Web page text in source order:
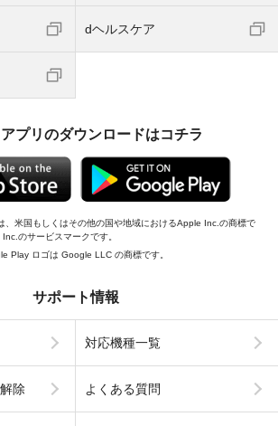
dヘルスケア
プリのダウンロードはコチラ
米国もしくはその他の国や地域におけるApple Inc.の商標で
のサービスマークです。
Play ロゴは Google LLC の商標です。
サポート情報
対応機種一覧
除 よくある質問